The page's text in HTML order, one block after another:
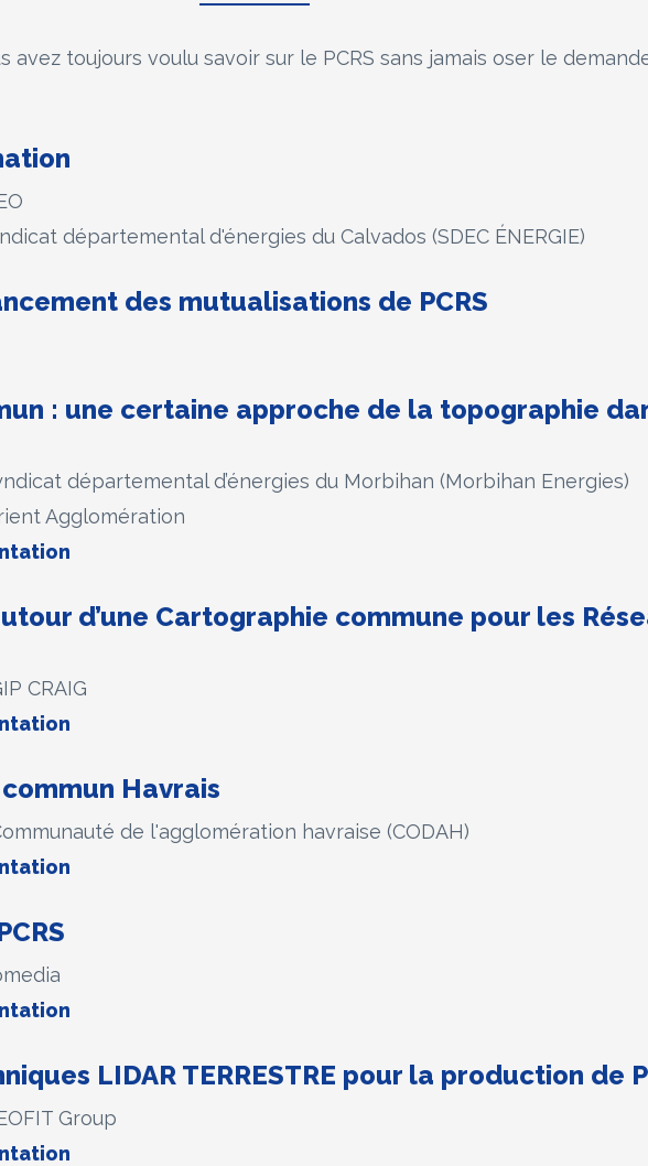
avez toujours voulu savoir sur le PCRS sans jamais oser le
départemental d'énergies du Calvados (SDEC ÉNERGIE)
des mutualisations de PCRS
: une certaine approche de la topographie
départemental d’énergies du Morbihan (Morbihan Energies)
Agglomération
d’une Cartographie commune pour les
CRAIG
Havrais
de l'agglomération havraise (CODAH)
LIDAR TERRESTRE pour la production de
Group